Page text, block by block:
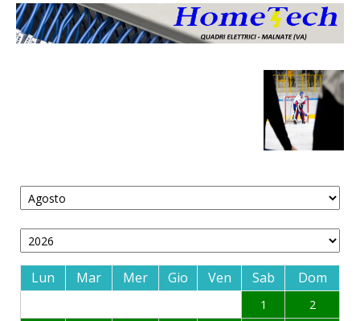
Lun Mar Mer Gio Ven Sab Dom
1
2